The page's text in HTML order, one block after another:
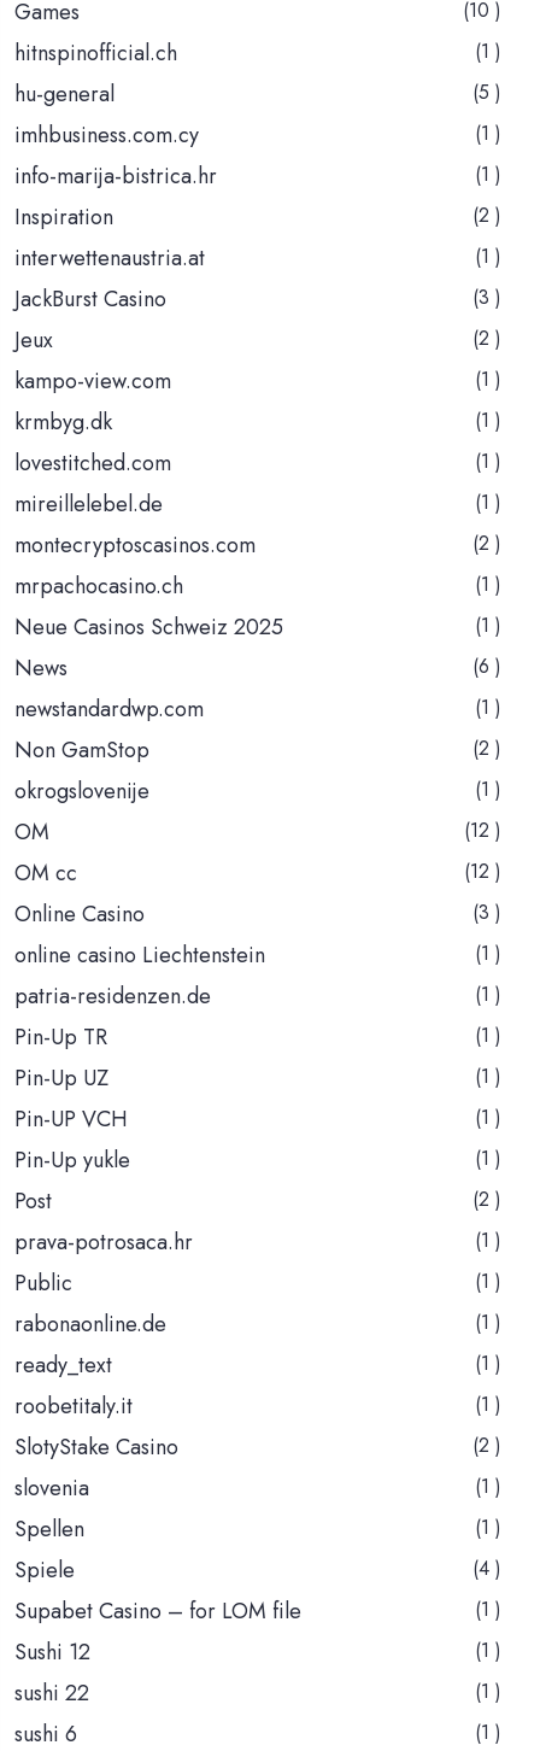
Games (10 )
hitnspinofficial.ch (1 )
hu-general (5 )
imhbusiness.com.cy (1 )
info-marija-bistrica.hr (1 )
Inspiration (2 )
interwettenaustria.at (1 )
JackBurst Casino (3 )
Jeux (2 )
kampo-view.com (1 )
krmbyg.dk (1 )
lovestitched.com (1 )
mireillelebel.de (1 )
montecryptoscasinos.com (2 )
mrpachocasino.ch (1 )
Neue Casinos Schweiz 2025 (1 )
News (6 )
newstandardwp.com (1 )
Non GamStop (2 )
okrogslovenije (1 )
OM (12 )
OM cc (12 )
Online Casino (3 )
online casino Liechtenstein (1 )
patria-residenzen.de (1 )
Pin-Up TR (1 )
Pin-Up UZ (1 )
Pin-UP VCH (1 )
Pin-Up yukle (1 )
Post (2 )
prava-potrosaca.hr (1 )
Public (1 )
rabonaonline.de (1 )
ready_text (1 )
roobetitaly.it (1 )
SlotyStake Casino (2 )
slovenia (1 )
Spellen (1 )
Spiele (4 )
Supabet Casino – for LOM file (1 )
Sushi 12 (1 )
sushi 22 (1 )
sushi 6 (1 )